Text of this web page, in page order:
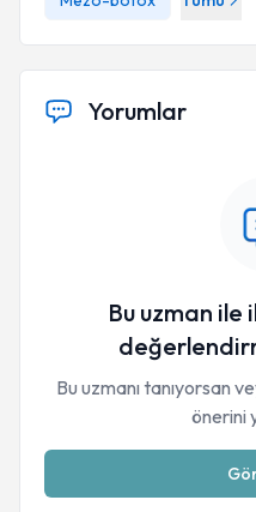
Yorumlar
Bu uzman
Bu uzmanı tanıyorsan
önerini